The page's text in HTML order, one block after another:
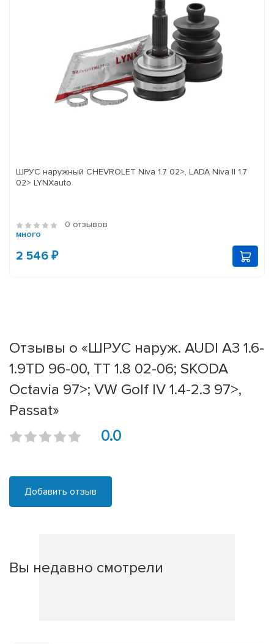
ШРУС наружный CHEVROLET Niva 1.7 02>, LADA Niva II 1.7
02> LYNXauto
0 отзывов
много
2 546 ₽
Отзывы о «ШРУС наруж. AUDI A3 1.6-
1.9TD 96-00, TT 1.8 02-06; SKODA
Octavia 97>; VW Golf IV 1.4-2.3 97>,
Passat»
0.0
Добавить отзыв
Вы недавно смотрели